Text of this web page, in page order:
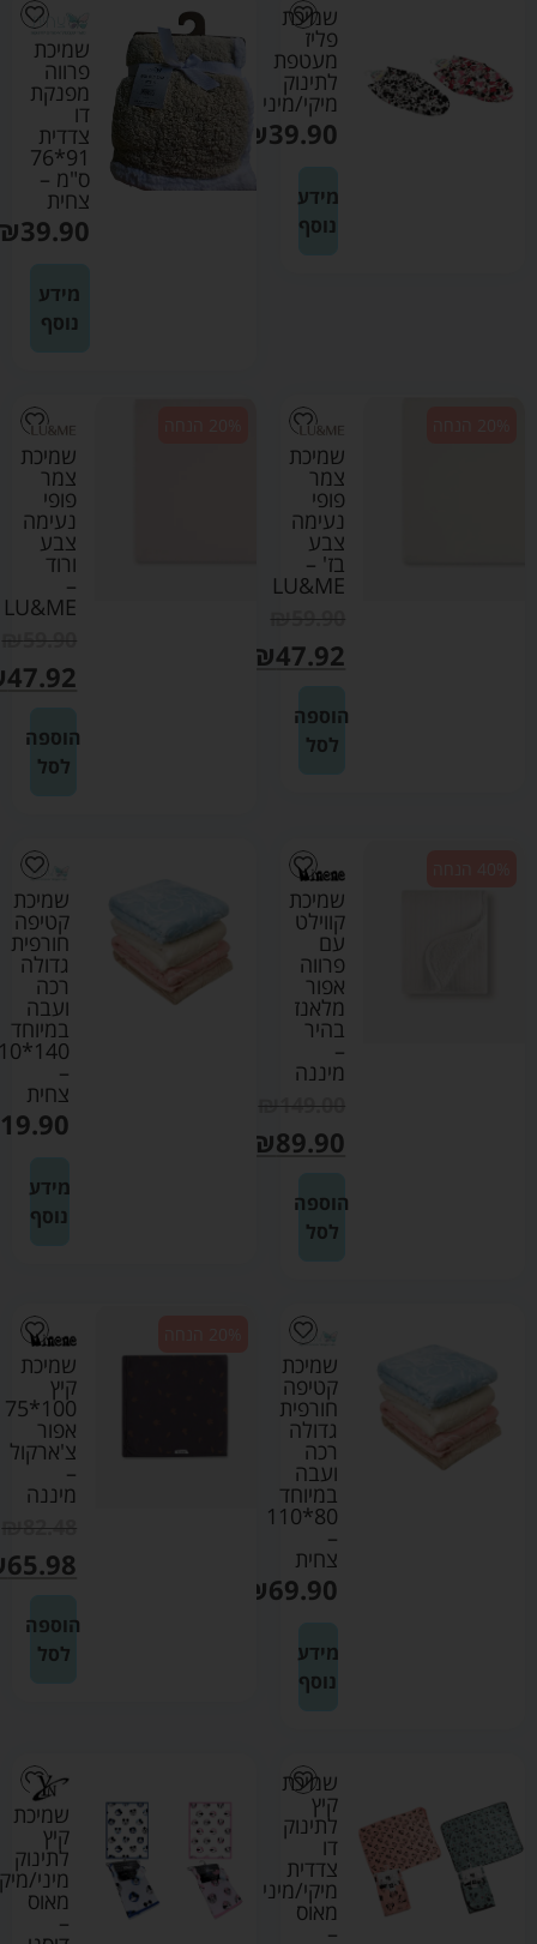
שמיכת
פליז
מעטפת
לתינוק
מיקי/מיני
₪39.90
מידע
נוסף
שמיכת
פרווה
מפנקת
דו
צדדית
91*76
ס"מ –
צחית
39.90
מידע
נוסף
שמיכת
צמר
פופי
נעימה
צבע
בז' –
LU&ME
₪59.90
₪47.92
הוספה
לסל
שמיכת
צמר
פופי
נעימה
צבע
ורוד
–
LU&ME
₪59.90
47.92
הוספה
לסל
שמיכת
קווילט
עם
פרווה
אפור
מלאנז
בהיר
–
מיננה
₪149.00
₪89.90
הוספה
לסל
שמיכת
קטיפה
חורפית
גדולה
רכה
ועבה
במיוחד
–
צחית
מידע
נוסף
שמיכת
קטיפה
חורפית
גדולה
רכה
ועבה
במיוחד
80*110
–
צחית
₪69.90
מידע
נוסף
שמיכת
קיץ
100*75
אפור
צ'ארקול
–
מיננה
₪82.48
65.98
הוספה
לסל
שמיכת
קיץ
לתינוק
דו
צדדית
מיקי/מיני
מאוס
–
שמיכת
קיץ
לתינוק
מיני/
מאוס
–